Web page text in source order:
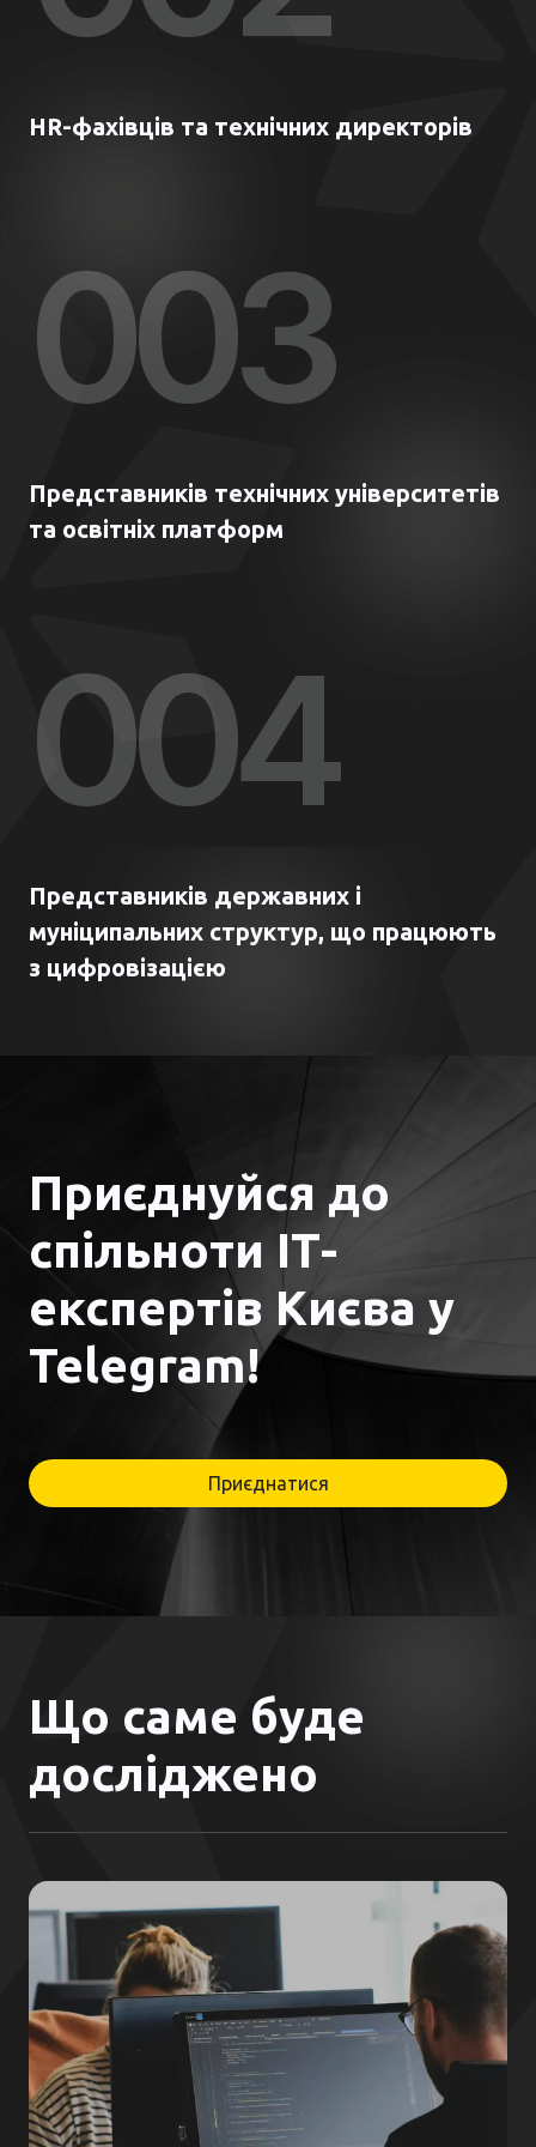
HR-фахівців та технічних директорів
003
Представників технічних університетів
та освітніх платформ
004
Представників державних і
муніципальних структур, що працюють
з цифровізацією
Приєднуйся до
спільноти ІТ-
експертів Києва у
Telegram!
Приєднатися
Що саме буде
досліджено